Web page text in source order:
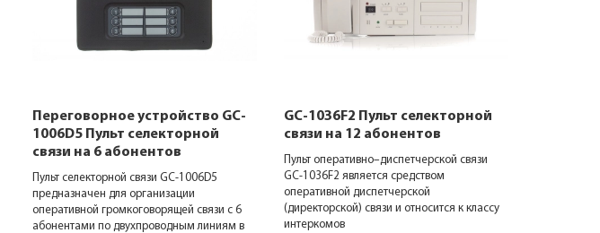
Переговорное устройство GC-
1006D5 Пульт селекторной
связи на 6 абонентов
Пульт селекторной связи GC-1006D5
предназначен для организации
оперативной громкоговорящей связи с 6
абонентами по двухпроводным линиям в
GC-1036F2 Пульт селекторной
связи на 12 абонентов
Пульт оперативно–диспетчерской связи
GC-1036F2 является средством
оперативной диспетчерской
(директорской) связи и относится к классу
интеркомов